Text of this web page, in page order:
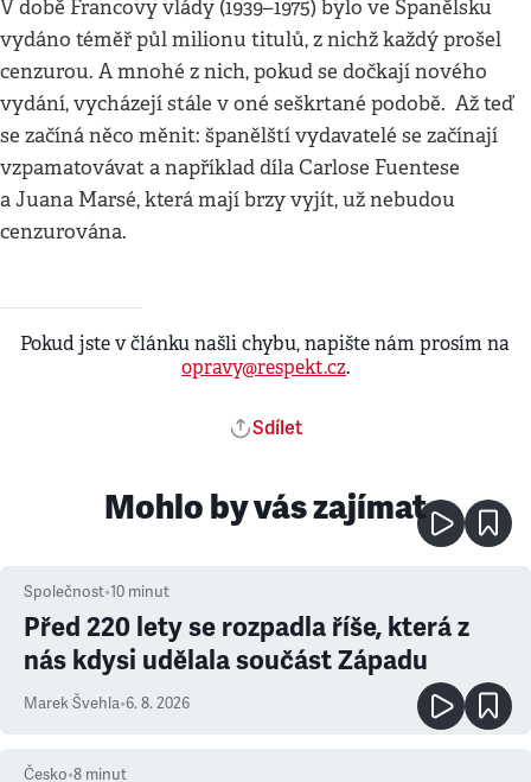
V době Francovy vlády (1939–1975) bylo ve Španělsku
vydáno téměř půl milionu titulů, z nichž každý prošel
cenzurou. A mnohé z nich, pokud se dočkají nového
vydání, vycházejí stále v oné seškrtané podobě. Až teď
se začíná něco měnit: španělští vydavatelé se začínají
vzpamatovávat a například díla Carlose Fuentese
a Juana Marsé, která mají brzy vyjít, už nebudou
cenzurována.
Pokud jste v článku našli chybu, napište nám prosím na
opravy@respekt.cz.
Sdílet
Mohlo by vás zajímat
Společnost•10 minut
Před 220 lety se rozpadla říše, která z
nás kdysi udělala součást Západu
Marek Švehla•6. 8. 2026
Česko•8 minut